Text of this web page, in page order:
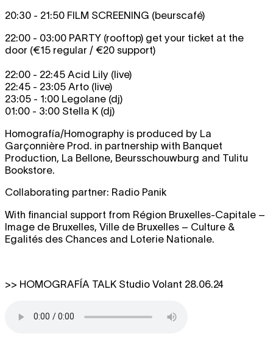
20:30 - 21:50 FILM SCREENING (beurscafé)
22:00 - 03:00 PARTY (rooftop) get your ticket at the
door (€15 regular / €20 support)
22:00 - 22:45 Acid Lily (live)
22:45 - 23:05 Arto (live)
23:05 - 1:00 Legolane (dj)
01:00 - 3:00 Stella K (dj)
Homografía/Homography is produced by La
Garçonnière Prod. in partnership with Banquet
Production, La Bellone, Beursschouwburg and Tulitu
Bookstore.
Collaborating partner: Radio Panik
With financial support from Région Bruxelles-Capitale –
Image de Bruxelles, Ville de Bruxelles – Culture &
Egalités des Chances and Loterie Nationale.
>> HOMOGRAFÍA TALK Studio Volant 28.06.24